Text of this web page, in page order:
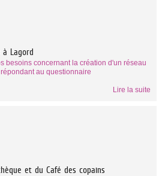
Lagord
besoins concernant la création d'un réseau
au questionnaire
Lire la suite
et du Café des copains